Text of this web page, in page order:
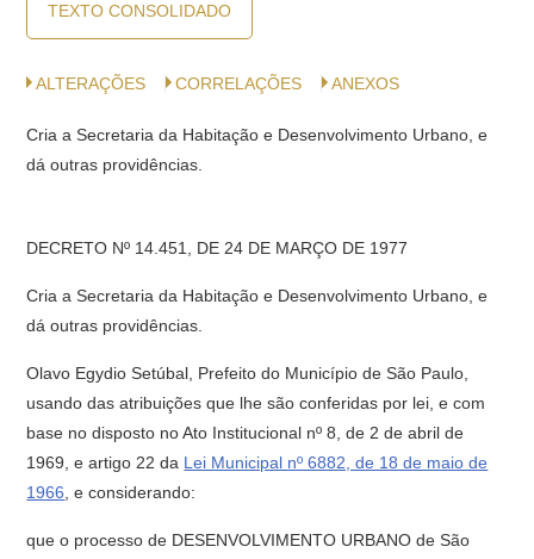
TEXTO CONSOLIDADO
ALTERAÇÕES CORRELAÇÕES ANEXOS
Cria a Secretaria da Habitação e De­senvolvimento Urbano, e
dá outras providências.
DECRETO Nº 14.451, DE 24 DE MARÇO DE 1977
Cria a Secretaria da Habitação e De­senvolvimento Urbano, e
dá outras providências.
Olavo Egydio Setúbal, Prefeito do Município de São Paulo,
usando das atribuições que lhe são conferidas por lei, e com
base no disposto no Ato Institucional nº 8, de 2 de abril de
1969, e artigo 22 da Lei Municipal nº 6882, de 18 de maio de
1966 , e considerando:
que o processo de DESENVOLVIMENTO URBANO de São